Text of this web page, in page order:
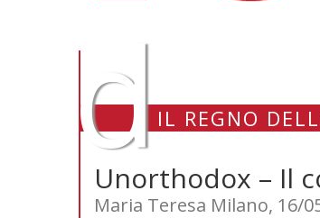
dIL REGNO
Unorthodox – Il
Maria Teresa Milano, 16/